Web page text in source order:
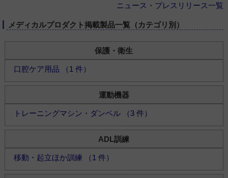
ニュース・プレスリリース一覧
メディカルプロダクト掲載製品一覧（カテゴリ別）
保護・衛生
口腔ケア用品 （1 件）
運動機器
トレーニングマシン・ダンベル （3 件）
ADL訓練
移動・起立ほか訓練 （1 件）